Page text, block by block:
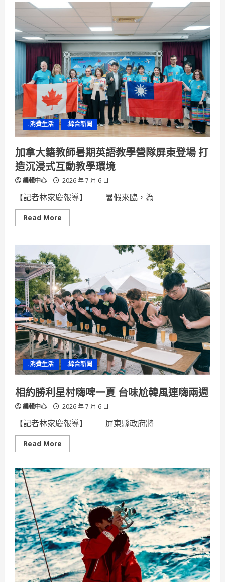
遊
通
賞
沙
雕
陽
光
廉
潔
最
閃
耀！
苗
栗
縣
政
府
稅
務
局
前
進
沙
雕
藝
節，
讓
租
知
識
變
好
玩
了
.消費生活 .綜合新聞
加拿大籍教師暑期英語教學營隊屏東登場 打
造沉浸式互動教學環境
編輯中心 2026 年 7 月 6 日
【記者林家慶報導】 暑假來臨，為
Read More
more
拿
大
籍
教
師
暑
期
英
語
教
學
營
隊
屏
東
登
場
打
造
浸
式
互
動
學
環
境
.消費生活 .綜合新聞
相約勝利星村嗨啤一夏 台味尬韓風連嗨兩週
編輯中心 2026 年 7 月 6 日
【記者林家慶報導】 屏東縣政府將
Read More
more
約
勝
利
星
村
嗨
啤
一
夏
台
味
尬
韓
風
連
嗨